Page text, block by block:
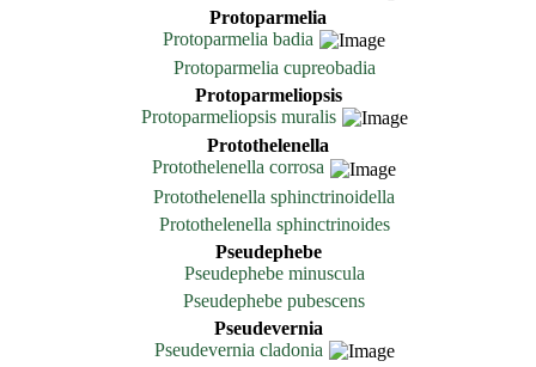
Protoparmelia
Protoparmelia badia
Protoparmelia cupreobadia
Protoparmeliopsis
Protoparmeliopsis muralis
Protothelenella
Protothelenella corrosa
Protothelenella sphinctrinoidella
Protothelenella sphinctrinoides
Pseudephebe
Pseudephebe minuscula
Pseudephebe pubescens
Pseudevernia
Pseudevernia cladonia